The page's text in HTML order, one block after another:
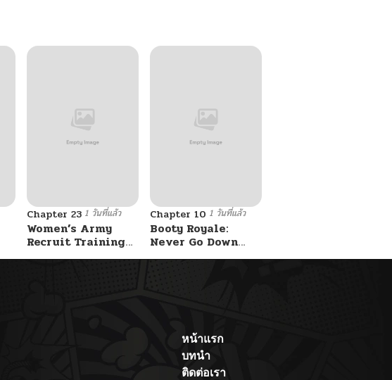
Chapter 23 1 วันที่แล้ว
Women’s Army
Recruit Training
Center
Chapter 10 1 วันที่แล้ว
Booty Royale:
Never Go Down
Without A Fight!
หน้าแรก
บทนำ
ติดต่อเรา